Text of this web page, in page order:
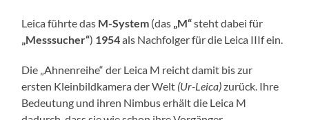
Leica führte das M-System (das „M“steht dabei für
„Messsucher“) 1954als Nachfolger für die Leica IIIf ein.
Die „Ahnenreihe“ der Leica M reicht damit bis zur
ersten Kleinbildkamera der Welt (Ur-Leica)zurück. Ihre
Bedeutung und ihren Nimbus erhält die Leica M